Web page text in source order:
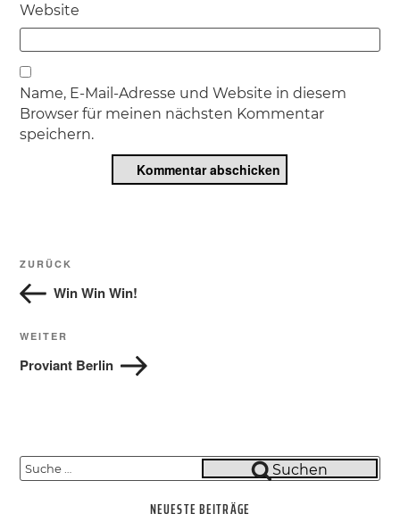
Website
Name, E-Mail-Adresse und Website in diesem
Browser für meinen nächsten Kommentar
speichern.
Beitragsnavigation
Vorheriger
Beitrag
ZURÜCK
Win Win Win!
Nächster
Beitrag
WEITER
Proviant Berlin
Suche
Suchen
NEUESTE BEITRÄGE